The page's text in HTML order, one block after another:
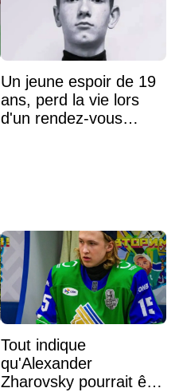
Un jeune espoir de 19
ans, perd la vie lors
d'un rendez-vous
Tout indique
qu'Alexander
Zharovsky pourrait être